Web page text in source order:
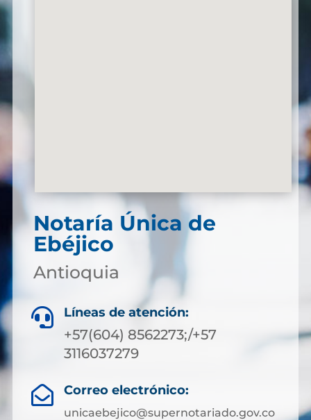
Notaría Única de
Ebéjico
Antioquia
 Líneas de atención:
+57(604) 8562273;/+57
3116037279
 Correo electrónico:
unicaebejico@supernotariado.gov.co